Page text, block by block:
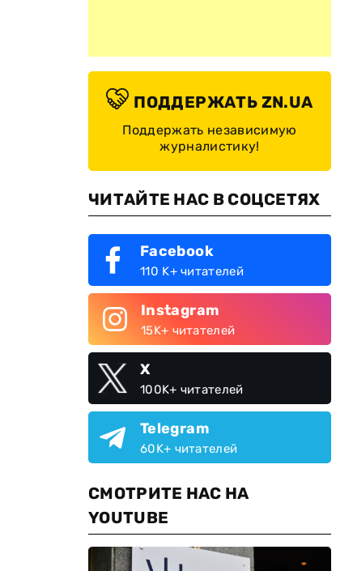
ПОДДЕРЖАТЬ ZN.UA
Поддержать независимую
журналистику!
ЧИТАЙТЕ НАС В СОЦСЕТЯХ
Facebook
110 K+ читателей
Instagram
15K+ читателей
X
100K+ читателей
Telegram
60K+ читателей
СМОТРИТЕ НАС НА
YOUTUBE